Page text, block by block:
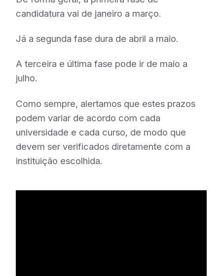
candidatura vai de janeiro a março.
Já a segunda fase dura de abril a maio.
A terceira e última fase pode ir de maio a
julho.
Como sempre, alertamos que estes prazos
podem variar de acordo com cada
universidade e cada curso, de modo que
devem ser verificados diretamente com a
instituição escolhida.